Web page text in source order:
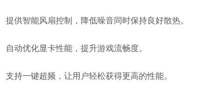
提供智能风扇控制，降低噪音同时保持良好散热。
自动优化显卡性能，提升游戏流畅度。
支持一键超频，让用户轻松获得更高的性能。